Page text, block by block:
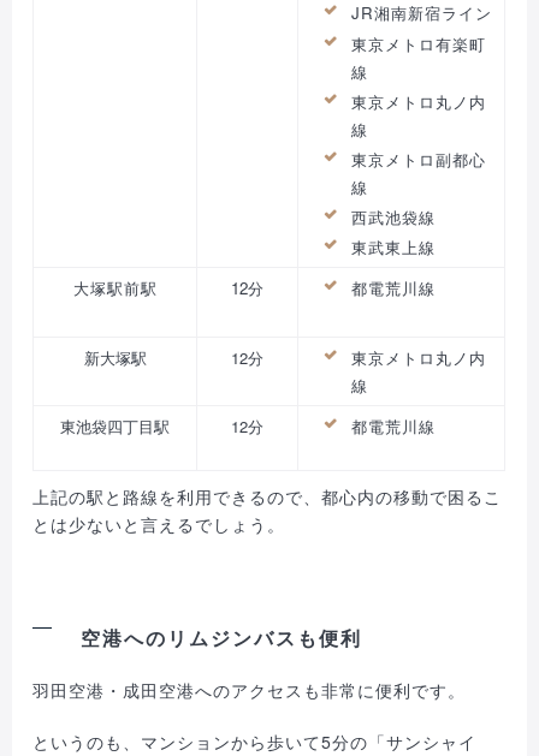
JR湘南新宿ライン
東京メトロ有楽町
線
東京メトロ丸ノ内
線
東京メトロ副都心
線
西武池袋線
東武東上線
大塚駅前駅
12分 都電荒川線
新大塚駅 12分
東京メトロ丸ノ内
線
東池袋四丁目駅
12分 都電荒川線
上記の駅と路線を利用できるので、都心内の移動で困るこ
とは少ないと言えるでしょう。
空港へのリムジンバスも便利
羽田空港・成田空港へのアクセスも非常に便利です。
というのも、マンションから歩いて5分の「サンシャイ